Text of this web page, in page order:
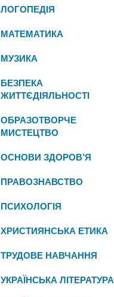
ЛОГОПЕДІЯ
МАТЕМАТИКА
МУЗИКА
БЕЗПЕКА
ЖИТТЄДІЯЛЬНОСТІ
ОБРАЗОТВОРЧЕ
МИСТЕЦТВО
ОСНОВИ ЗДОРОВ’Я
ПРАВОЗНАВСТВО
ПСИХОЛОГІЯ
ХРИСТИЯНСЬКА ЕТИКА
ТРУДОВЕ НАВЧАННЯ
УКРАЇНСЬКА ЛІТЕРАТУРА